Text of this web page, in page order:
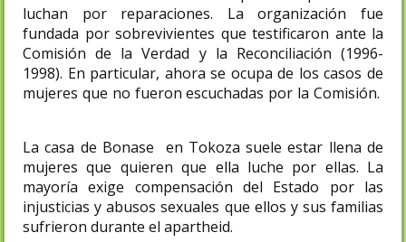
luchan por reparaciones. La organización fue
fundada por sobrevivientes que testificaron ante la
Comisión de la Verdad y la Reconciliación (1996-
1998). En particular, ahora se ocupa de los casos de
mujeres que no fueron escuchadas por la Comisión.
La casa de Bonase en Tokoza suele estar llena de
mujeres que quieren que ella luche por ellas. La
mayoría exige compensación del Estado por las
injusticias y abusos sexuales que ellos y sus familias
sufrieron durante el apartheid.